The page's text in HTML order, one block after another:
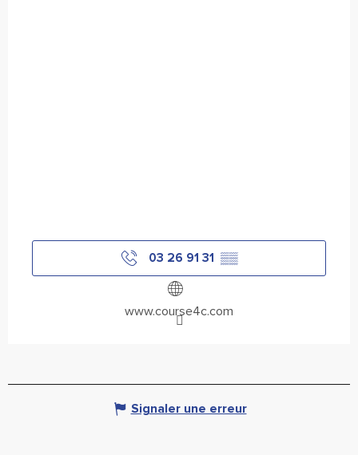
03 26 91 31 ▒▒
www.course4c.com
Signaler une erreur